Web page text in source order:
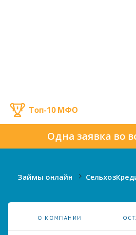
Одна заявка во
Топ-10 МФО
Займы онлайн
О КОМПАНИИ